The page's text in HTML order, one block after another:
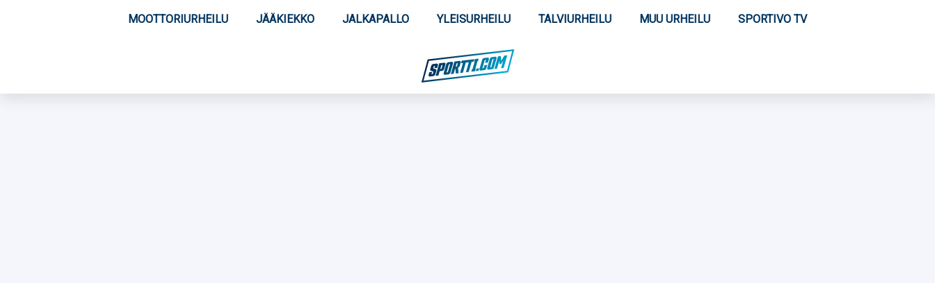
MOOTTORIURHEILU JÄÄKIEKKO JALKAPALLO YLEISURHEILU TALVIURHEILU MUU URHEILU SPORTIVO TV